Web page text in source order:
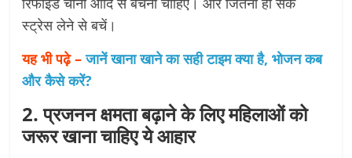
स्ट्रेस लेने से बचें।
यह भी पढ़े – जानें खाना खाने का सही टाइम क्या है, भोजन कब
और कैसे करें?
2. प्रजनन क्षमता बढ़ाने के लिए महिलाओं को
जरूर खाना चाहिए ये आहार